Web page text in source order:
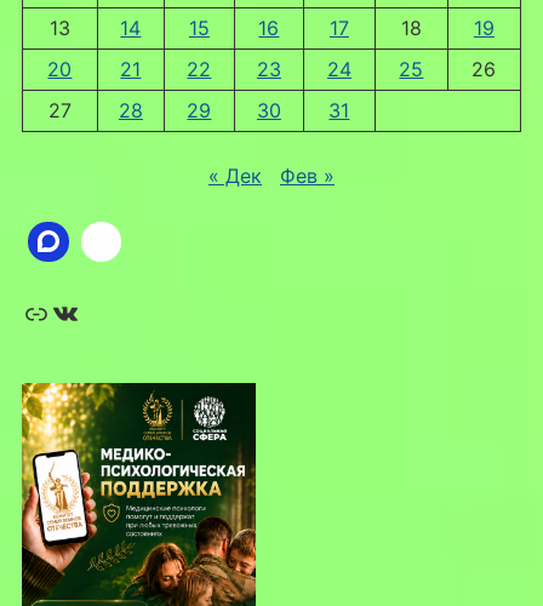
13
14 15 16 17 18
19
20
21 22 23 24 25
26
27
28 29 30 31
« Дек Фев »
Ссылка